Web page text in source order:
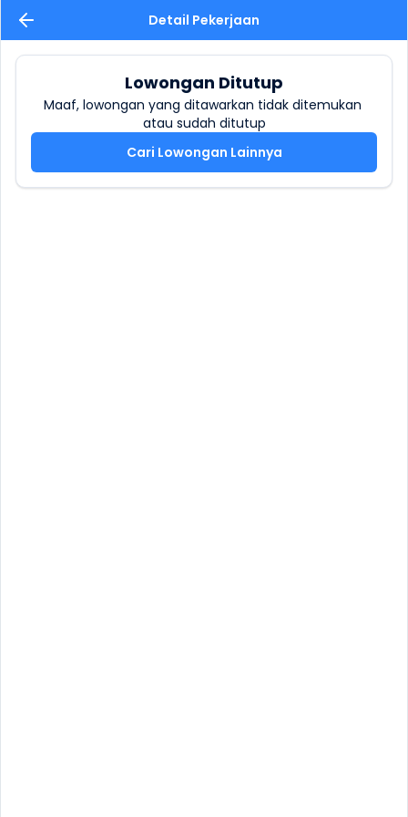
Detail Pekerjaan
Lowongan Ditutup
Maaf, lowongan yang ditawarkan tidak ditemukan
atau sudah ditutup
Cari Lowongan Lainnya